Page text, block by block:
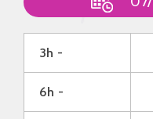
3h -
6h -